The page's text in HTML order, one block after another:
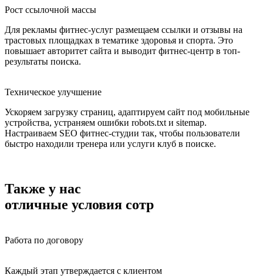
Рост ссылочной массы
Для рекламы фитнес-услуг размещаем ссылки и отзывы на
трастовых площадках в тематике здоровья и спорта. Это
повышает авторитет сайта и выводит фитнес-центр в топ-
результаты поиска.
Техническое улучшение
Ускоряем загрузку страниц, адаптируем сайт под мобильные
устройства, устраняем ошибки robots.txt и sitemap.
Настраиваем SEO фитнес-студии так, чтобы пользователи
быстро находили тренера или услуги клуб в поиске.
Также у нас
отличные условия сотрудничества
Работа по договору
Каждый этап утверждается с клиентом